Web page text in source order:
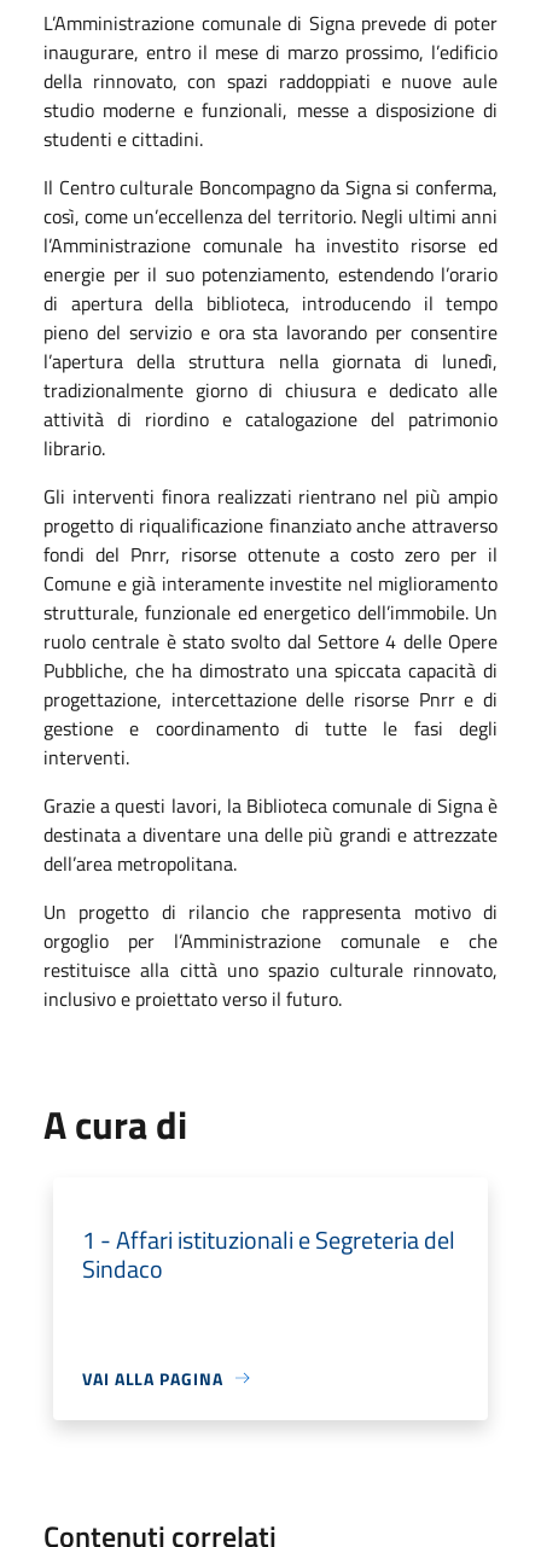
L’Amministrazione comunale di Signa prevede di poter
inaugurare, entro il mese di marzo prossimo, l’edificio
della rinnovato, con spazi raddoppiati e nuove aule
studio moderne e funzionali, messe a disposizione di
studenti e cittadini.
Il Centro culturale Boncompagno da Signa si conferma,
così, come un’eccellenza del territorio. Negli ultimi anni
l’Amministrazione comunale ha investito risorse ed
energie per il suo potenziamento, estendendo l’orario
di apertura della biblioteca, introducendo il tempo
pieno del servizio e ora sta lavorando per consentire
l’apertura della struttura nella giornata di lunedì,
tradizionalmente giorno di chiusura e dedicato alle
attività di riordino e catalogazione del patrimonio
librario.
Gli interventi finora realizzati rientrano nel più ampio
progetto di riqualificazione finanziato anche attraverso
fondi del Pnrr, risorse ottenute a costo zero per il
Comune e già interamente investite nel miglioramento
strutturale, funzionale ed energetico dell’immobile. Un
ruolo centrale è stato svolto dal Settore 4 delle Opere
Pubbliche, che ha dimostrato una spiccata capacità di
progettazione, intercettazione delle risorse Pnrr e di
gestione e coordinamento di tutte le fasi degli
interventi.
Grazie a questi lavori, la Biblioteca comunale di Signa è
destinata a diventare una delle più grandi e attrezzate
dell’area metropolitana.
Un progetto di rilancio che rappresenta motivo di
orgoglio per l’Amministrazione comunale e che
restituisce alla città uno spazio culturale rinnovato,
inclusivo e proiettato verso il futuro.
A cura di
1 - Affari istituzionali e Segreteria del
Sindaco
VAI ALLA PAGINA
Contenuti correlati